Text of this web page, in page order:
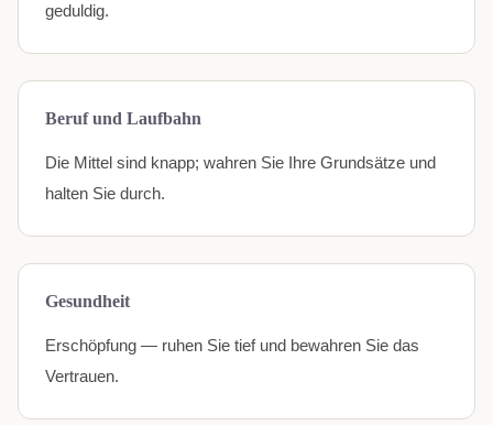
geduldig.
Beruf und Laufbahn
Die Mittel sind knapp; wahren Sie Ihre Grundsätze und
halten Sie durch.
Gesundheit
Erschöpfung — ruhen Sie tief und bewahren Sie das
Vertrauen.